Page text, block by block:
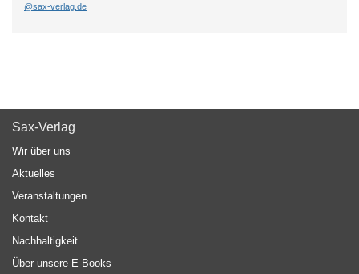
@sax-verlag.de
Sax-Verlag
Wir über uns
Aktuelles
Veranstaltungen
Kontakt
Nachhaltigkeit
Über unsere E-Books